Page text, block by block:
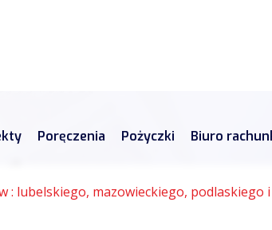
Poręczenia Pożyczki Biuro
: lubelskiego, mazowieckiego,